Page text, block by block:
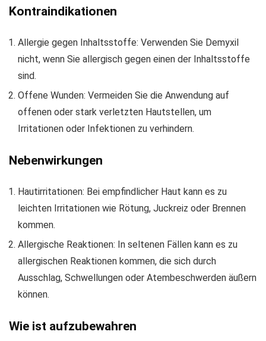
Kontraindikationen
Allergie gegen Inhaltsstoffe: Verwenden Sie Demyxil
nicht, wenn Sie allergisch gegen einen der Inhaltsstoffe
sind.
Offene Wunden: Vermeiden Sie die Anwendung auf
offenen oder stark verletzten Hautstellen, um
Irritationen oder Infektionen zu verhindern.
Nebenwirkungen
Hautirritationen: Bei empfindlicher Haut kann es zu
leichten Irritationen wie Rötung, Juckreiz oder Brennen
kommen.
Allergische Reaktionen: In seltenen Fällen kann es zu
allergischen Reaktionen kommen, die sich durch
Ausschlag, Schwellungen oder Atembeschwerden äußern
können.
Wie ist aufzubewahren